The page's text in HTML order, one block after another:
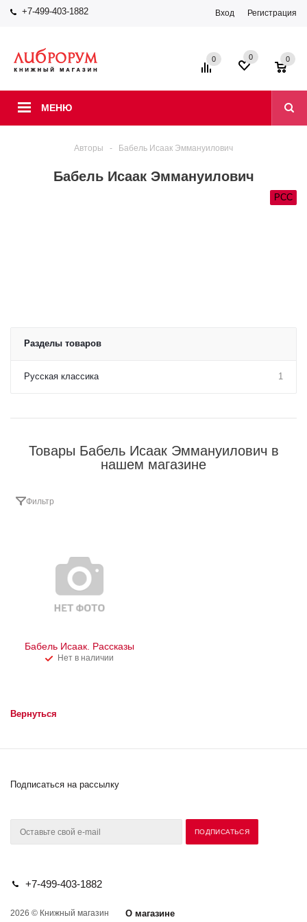
+7-499-403-1882 Вход Регистрация
МЕНЮ
0 0 0
Авторы - Бабель Исаак Эммануилович
Бабель Исаак Эммануилович
РСС
Разделы товаров
Русская классика 1
Товары Бабель Исаак Эммануилович в
нашем магазине
Фильтр
Бабель Исаак. Рассказы
Нет в наличии
Вернуться
Подписаться на рассылку
+7-499-403-1882
2026 © Книжный магазин
О магазине